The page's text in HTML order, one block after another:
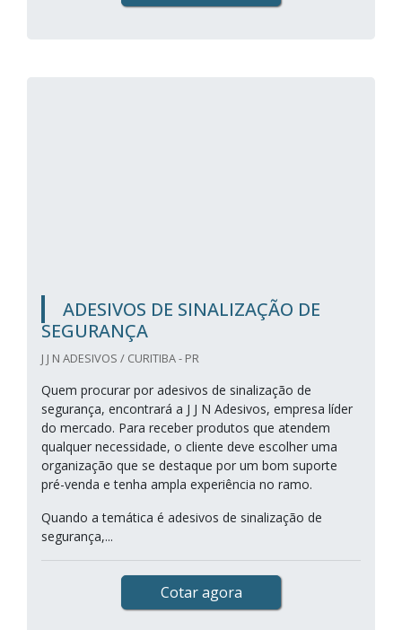
ADESIVOS DE SINALIZAÇÃO DE
SEGURANÇA
J J N ADESIVOS / CURITIBA - PR
Quem procurar por adesivos de sinalização de
segurança, encontrará a J J N Adesivos, empresa líder
do mercado. Para receber produtos que atendem
qualquer necessidade, o cliente deve escolher uma
organização que se destaque por um bom suporte
pré-venda e tenha ampla experiência no ramo.
Quando a temática é adesivos de sinalização de
segurança,...
Cotar agora